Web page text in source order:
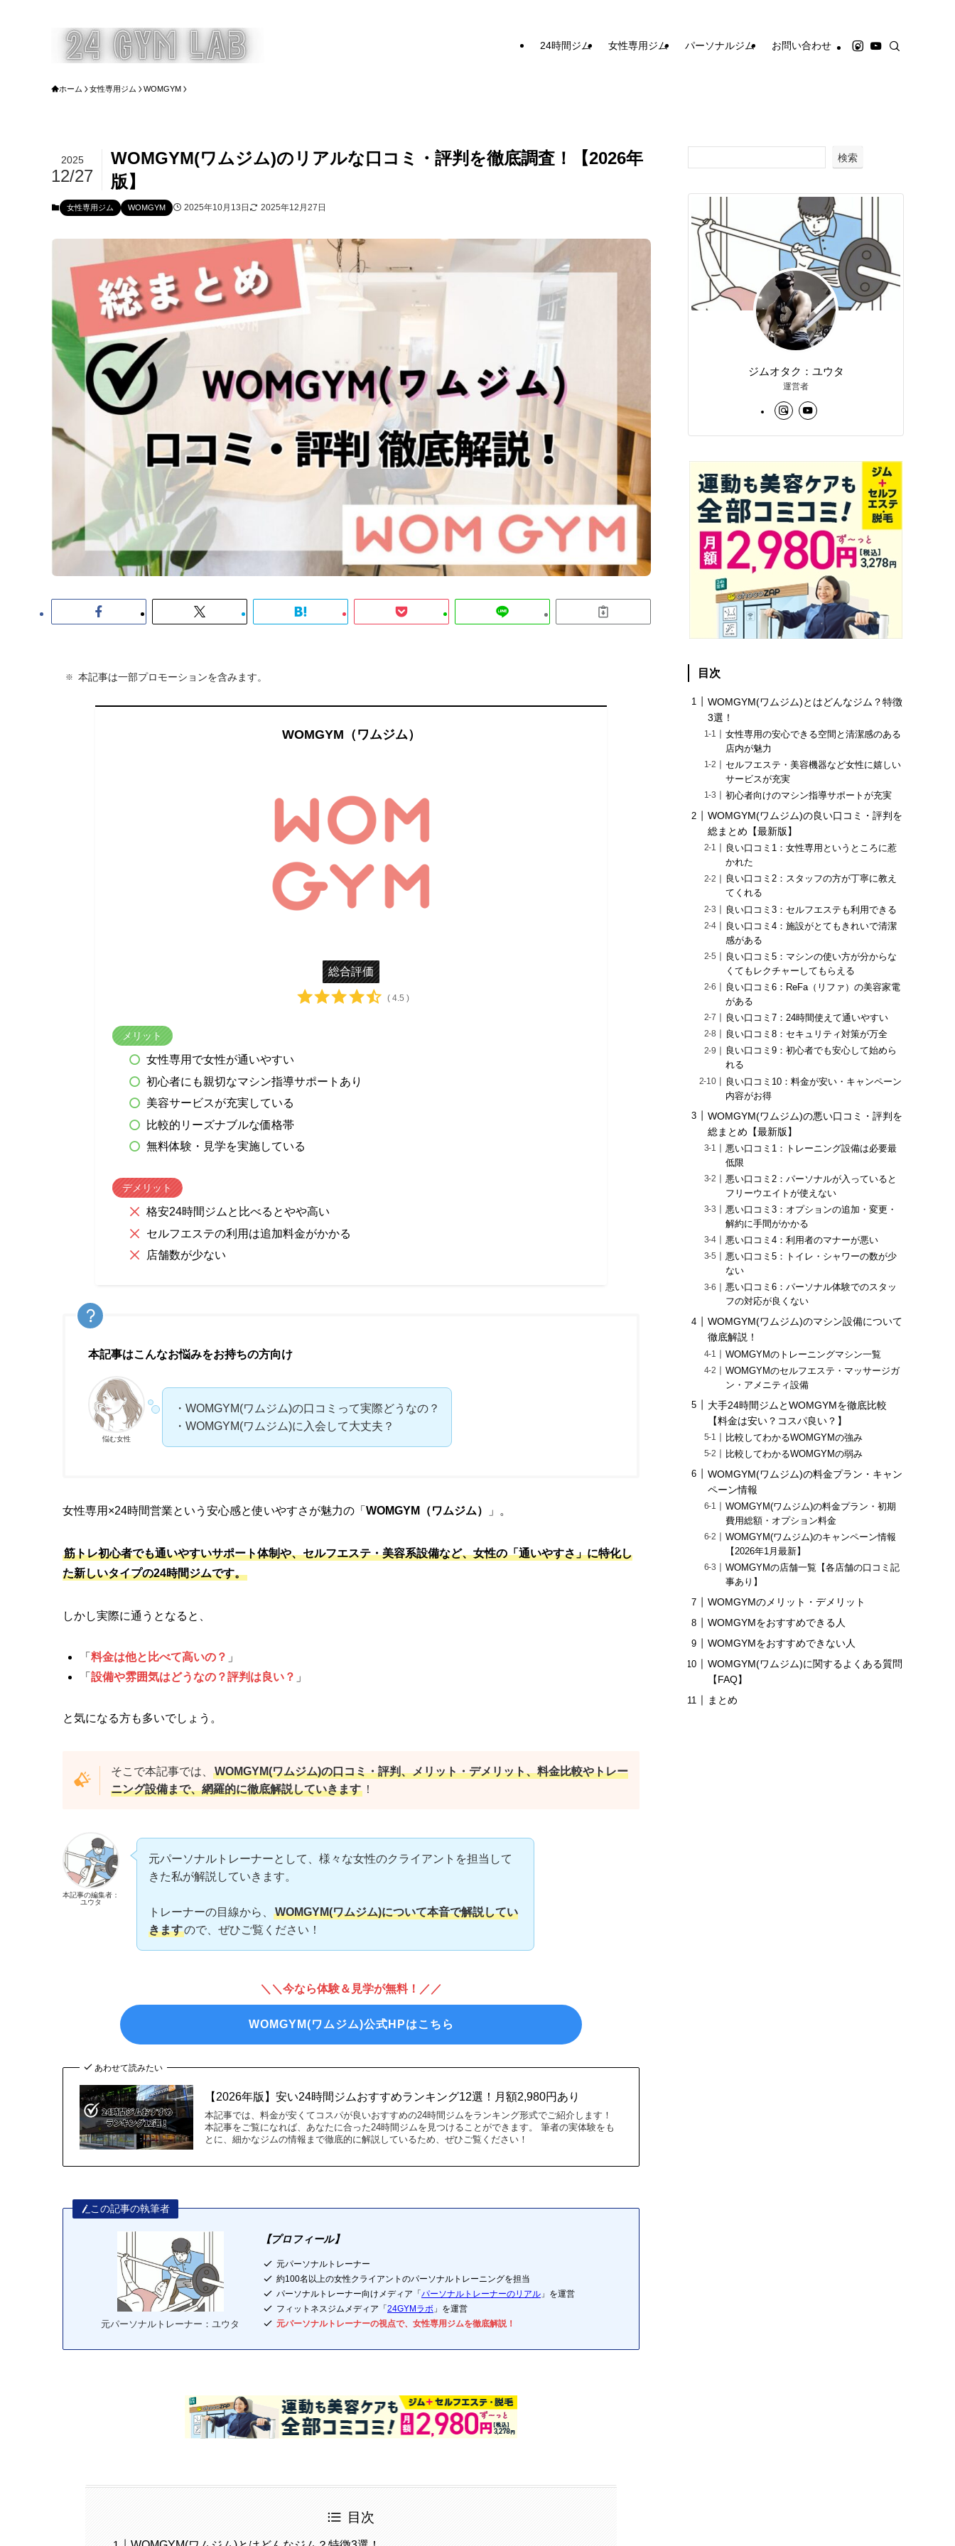
24時間ジム 女性専用ジム パーソナルジム お問い合わせ
ホーム 女性専用ジム WOMGYM
WOMGYM(ワムジム)のリアルな口コミ・評判を徹底調査！【2026年
版】
2025
12/27
女性専用ジム WOMGYM 2025年10月13日 2025年12月27日
本記事は一部プロモーションを含みます。
WOMGYM（ワムジム）
総合評価
( 4.5 )
メリット
女性専用で女性が通いやすい
初心者にも親切なマシン指導サポートあり
美容サービスが充実している
比較的リーズナブルな価格帯
無料体験・見学を実施している
デメリット
格安24時間ジムと比べるとやや高い
セルフエステの利用は追加料金がかかる
店舗数が少ない
本記事はこんなお悩みをお持ちの方向け
悩む女性
・WOMGYM(ワムジム)の口コミって実際どうなの？
・WOMGYM(ワムジム)に入会して大丈夫？
女性専用×24時間営業という安心感と使いやすさが魅力の「 WOMGYM（ワムジム） 」。
筋トレ初心者でも通いやすいサポート体制や、セルフエステ・美容系設備など、女性の「通いやすさ」に特化し
た新しいタイプの24時間ジムです。
しかし実際に通うとなると、
「 料金は他と比べて高いの？ 」
「 設備や雰囲気はどうなの？評判は良い？ 」
と気になる方も多いでしょう。
そこで本記事では、
WOMGYM(ワムジム)の口コミ・評判、メリット・デメリット、料金比較やトレー
ニング設備まで、網羅的に徹底解説していきます ！
本記事の編集者：
ユウタ
元パーソナルトレーナーとして、様々な女性のクライアントを担当して
きた私が解説していきます。
トレーナーの目線から、
WOMGYM(ワムジム)について本音で解説してい
きますので、ぜひご覧ください！
＼＼今なら体験＆見学が無料！／／
WOMGYM(ワムジム)公式HPはこちら
あわせて読みたい
【2026年版】安い24時間ジムおすすめランキング12選！月額2,980円あり
本記事では、料金が安くてコスパが良いおすすめの24時間ジムをランキング形式でご紹介します！
本記事をご覧になれば、あなたに合った24時間ジムを見つけることができます。 筆者の実体験をも
とに、細かなジムの情報まで徹底的に解説しているため、ぜひご覧ください！
この記事の執筆者
元パーソナルトレーナー：ユウタ
【プロフィール】
元パーソナルトレーナー
約100名以上の女性クライアントのパーソナルトレーニングを担当
パーソナルトレーナー向けメディア「 パーソナルトレーナーのリアル」を運営
フィットネスジムメディア「 24GYMラボ」を運営
元パーソナルトレーナーの視点で、女性専用ジムを徹底解説！
目次
検索
ジムオタク：ユウタ
運営者
目次
WOMGYM(ワムジム)とはどんなジム？特徴
3選！
女性専用の安心できる空間と清潔感のある
店内が魅力
セルフエステ・美容機器など女性に嬉しい
サービスが充実
初心者向けのマシン指導サポートが充実
WOMGYM(ワムジム)の良い口コミ・評判を
総まとめ【最新版】
良い口コミ1：女性専用というところに惹
かれた
良い口コミ2：スタッフの方が丁寧に教え
てくれる
良い口コミ3：セルフエステも利用できる
良い口コミ4：施設がとてもきれいで清潔
感がある
良い口コミ5：マシンの使い方が分からな
くてもレクチャーしてもらえる
良い口コミ6：ReFa（リファ）の美容家電
がある
良い口コミ7：24時間使えて通いやすい
良い口コミ8：セキュリティ対策が万全
良い口コミ9：初心者でも安心して始めら
れる
良い口コミ10：料金が安い・キャンペーン
内容がお得
WOMGYM(ワムジム)の悪い口コミ・評判を
総まとめ【最新版】
悪い口コミ1：トレーニング設備は必要最
低限
悪い口コミ2：パーソナルが入っていると
フリーウエイトが使えない
悪い口コミ3：オプションの追加・変更・
解約に手間がかかる
悪い口コミ4：利用者のマナーが悪い
悪い口コミ5：トイレ・シャワーの数が少
ない
悪い口コミ6：パーソナル体験でのスタッ
フの対応が良くない
WOMGYM(ワムジム)のマシン設備について
徹底解説！
WOMGYMのトレーニングマシン一覧
WOMGYMのセルフエステ・マッサージガ
ン・アメニティ設備
大手24時間ジムとWOMGYMを徹底比較
【料金は安い？コスパ良い？】
比較してわかるWOMGYMの強み
比較してわかるWOMGYMの弱み
WOMGYM(ワムジム)の料金プラン・キャン
ペーン情報
WOMGYM(ワムジム)の料金プラン・初期
費用総額・オプション料金
WOMGYM(ワムジム)のキャンペーン情報
【2026年1月最新】
WOMGYMの店舗一覧【各店舗の口コミ記
事あり】
WOMGYMのメリット・デメリット
WOMGYMをおすすめできる人
WOMGYMをおすすめできない人
WOMGYM(ワムジム)に関するよくある質問
【FAQ】
まとめ